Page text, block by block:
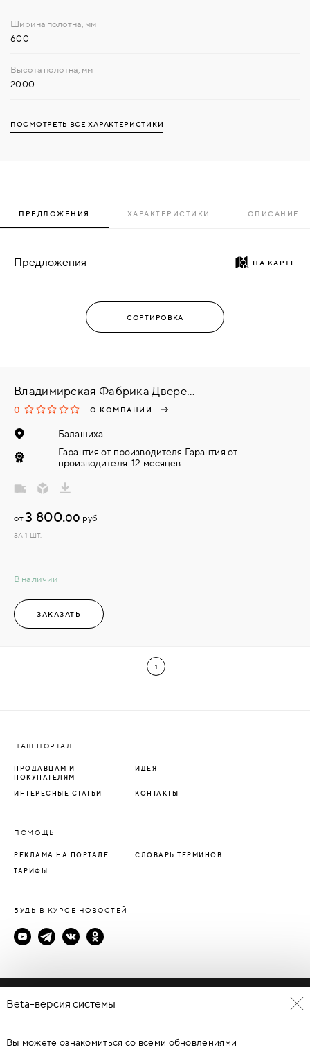
600
2000
ПОСМОТРЕТЬ ВСЕ ХАРАКТЕРИСТИКИ
ПРЕДЛОЖЕНИЯ ХАРАКТЕРИСТИКИ ОПИСАНИЕ
Предложения НА КАРТЕ
Владимирская Фабрика Дверей (VFD), г. Ковров
0 О КОМПАНИИ
Балашиха
Гарантия от производителя Гарантия от
производителя: 12 месяцев
В наличии
от3 800.00 руб
ЗА 1 ШТ.
ЗАКАЗАТЬ
1
НАШ ПОРТАЛ
ПРОДАВЦАМ И
ПОКУПАТЕЛЯМ
ИДЕЯ
ИНТЕРЕСНЫЕ СТАТЬИ КОНТАКТЫ
ПОМОЩЬ
РЕКЛАМА НА ПОРТАЛЕ СЛОВАРЬ ТЕРМИНОВ
ТАРИФЫ
БУДЬ В КУРСЕ НОВОСТЕЙ
Политика конфиденциальности
© Каталог дверей - DverProf, 2021-2026Материалы сайта
Beta-версия системы
Вы можете ознакомиться со всеми обновлениями